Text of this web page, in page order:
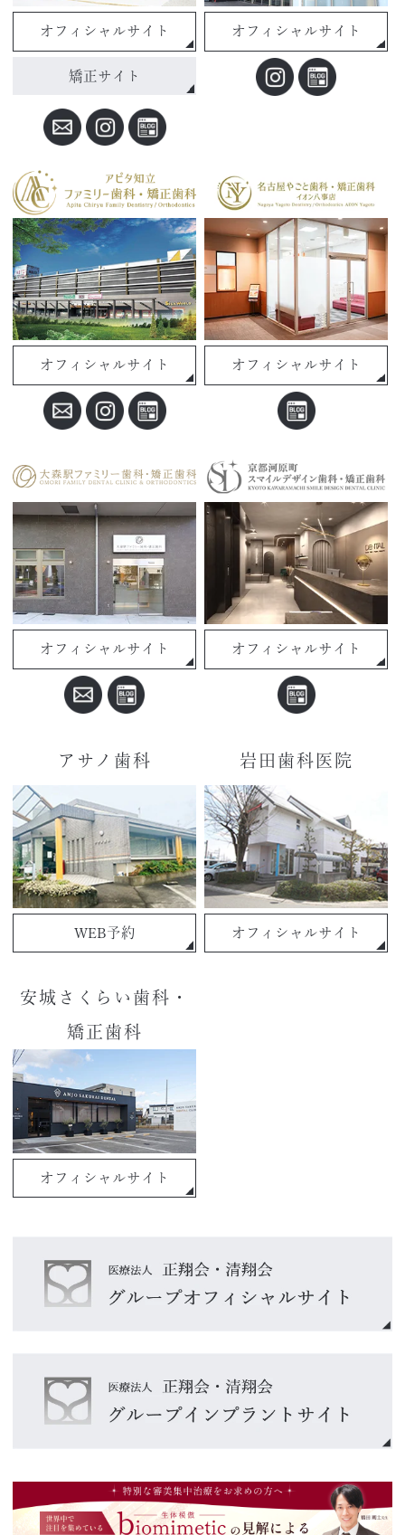
オフィシャルサイト
矯正サイト
オフィシャルサイト
オフィシャルサイト オフィシャルサイト
オフィシャルサイト オフィシャルサイト
アサノ歯科
WEB予約
岩田歯科医院
オフィシャルサイト
安城さくらい歯科・
矯正歯科
オフィシャルサイト